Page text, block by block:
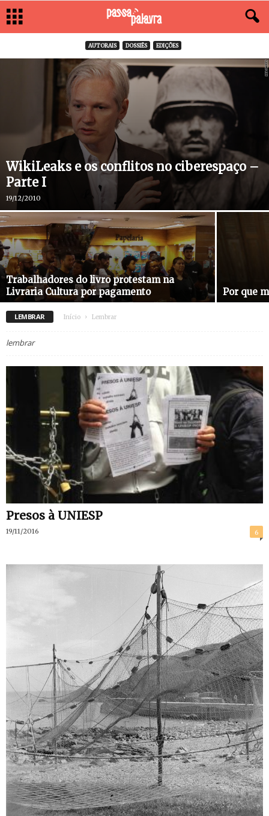
AUTORAIS DOSSIÊS EDIÇÕES
WikiLeaks e os conflitos no ciberespaço –
Parte I
19/12/2010
Trabalhadores do livro protestam na
Livraria Cultura por pagamento
Por que
LEMBRAR Início Lembrar
lembrar
Presos à UNIESP
19/11/2016 6